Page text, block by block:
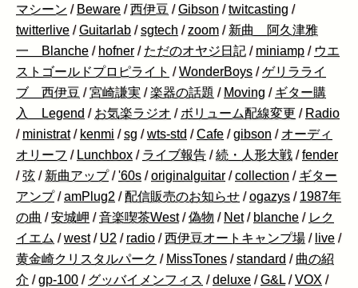
マシーン / Beware /西伊豆 /Gibson /twitcasting /
twitterlive /Guitarlab /sgtech /zoom / 新曲 阿久津雅
一 Blanche / hofner / ただのオヤジ日記 / miniamp / ウエ
ストゴールドプロピライト /WonderBoys /ゲリラライ
ブ 西伊豆 /宮崎謙実 /楽器の話題 / Moving / ギター購
入 Legend / お気楽ラジオ / ボリューム配線変更 / Radio
/ ministrat / kenmi /sg /wts-std /Cafe /gibson / オーディ
オリーフ / Lunchbox / ライブ報告 /続・人形大戦 /fender
/弦 / 新曲アップ /'60s /originalguitar /collection / ギター
アンプ /amPlug2 /配信販売のお知らせ /ogazys / 1987年
の曲 /安城岬 /音楽喫茶West /偽物 / Net / blanche / レク
イエム /west / U2 / radio /西伊豆オートキャンプ場 / live /
黄金崎クリスタルパーク / MissTones /standard / 曲の紹
介 /gp-100 / グッバイメンフィス /deluxe /G&L /VOX /